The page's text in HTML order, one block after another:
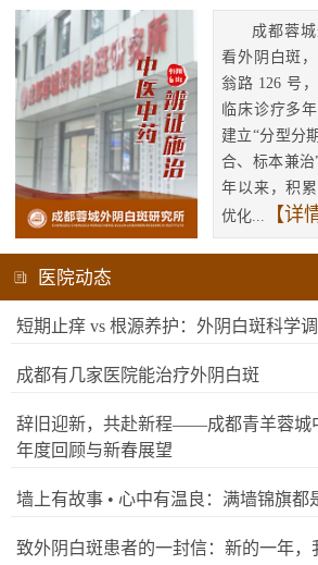
成都蓉
看外阴白斑
翁路 126 号
临床诊疗多
建立“分型分
合、标本兼
年以来，积
优化...
【详
医院动态
短期止痒 vs 根源养护：外阴白斑科学
成都有几家医院能治疗外阴白斑
辞旧迎新，共赴新程——成都青羊蓉城
年度回顾与新春展望
墙上有故事 • 心中有温良：满墙锦旗都
致外阴白斑患者的一封信：新的一年，